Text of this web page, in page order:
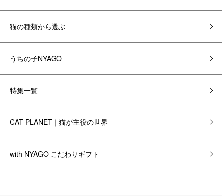
猫の種類から選ぶ
うちの子NYAGO
特集一覧
CAT PLANET｜猫が主役の世界
with NYAGO こだわりギフト